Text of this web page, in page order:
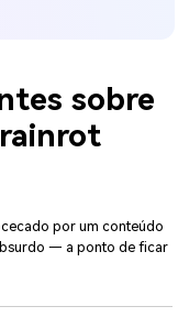
sobre
por um conteúdo
— a ponto de ficar